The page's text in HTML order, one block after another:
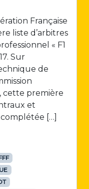
Française
liste d’arbitres
« F1
Sur
de
cette première
et
complétée […]